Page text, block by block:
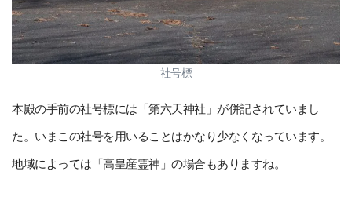
社号標
本殿の手前の社号標には「第六天神社」が併記されていまし
た。いまこの社号を用いることはかなり少なくなっています。
地域によっては「高皇産霊神」の場合もありますね。